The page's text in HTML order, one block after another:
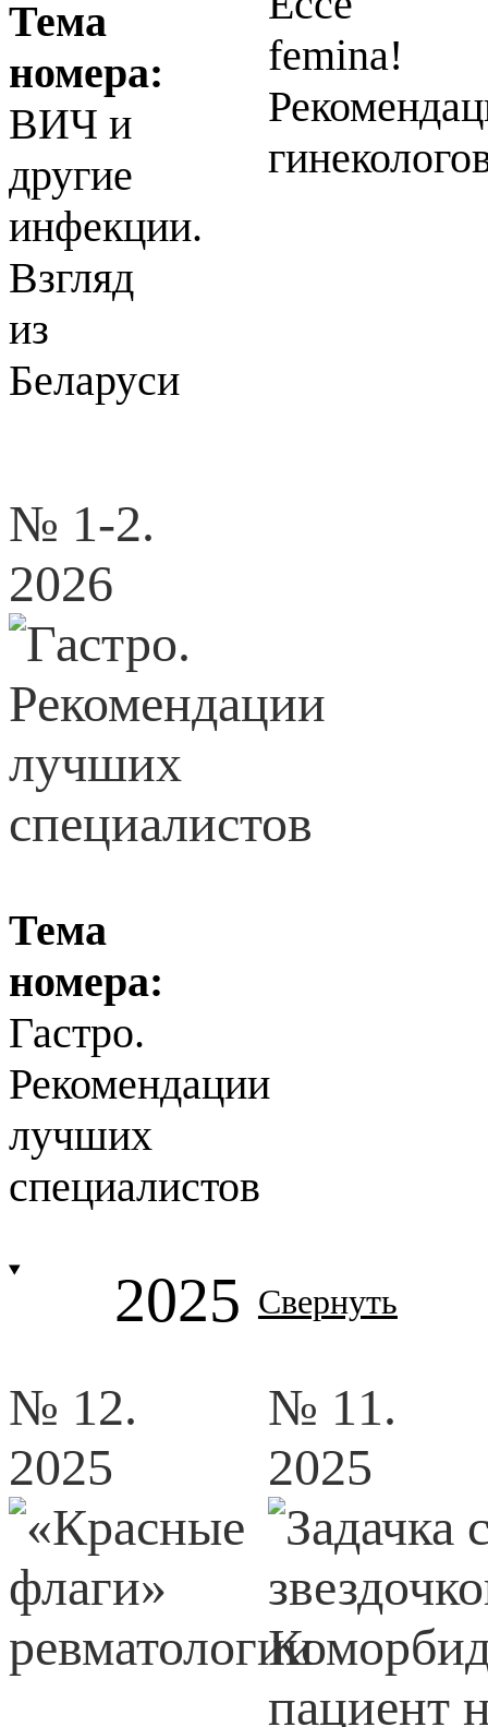
Тема
номера:
ВИЧ и
другие
инфекции.
Взгляд
из
Беларуси
femina!
№ 1-2.
2026
Тема
номера:
Гастро.
Рекомендации
лучших
специалистов
2025 Свернуть
№ 12.
2025
№ 11.
2025